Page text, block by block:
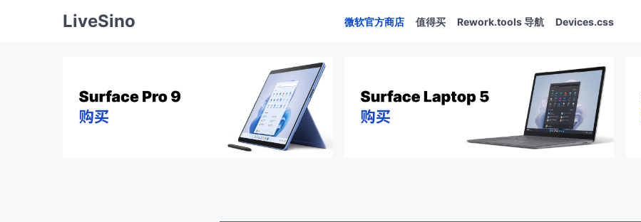
LiveSino 微软官方商店 值得买 Rework.tools 导航 Devices.css